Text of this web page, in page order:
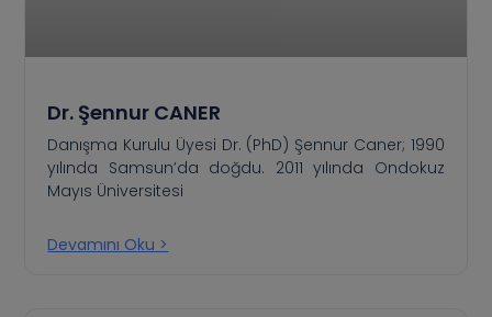
Dr. Şennur CANER
Danışma Kurulu Üyesi Dr. (PhD) Şennur Caner; 1990
yılında Samsun’da doğdu. 2011 yılında Ondokuz
Mayıs Üniversitesi
Devamını Oku >